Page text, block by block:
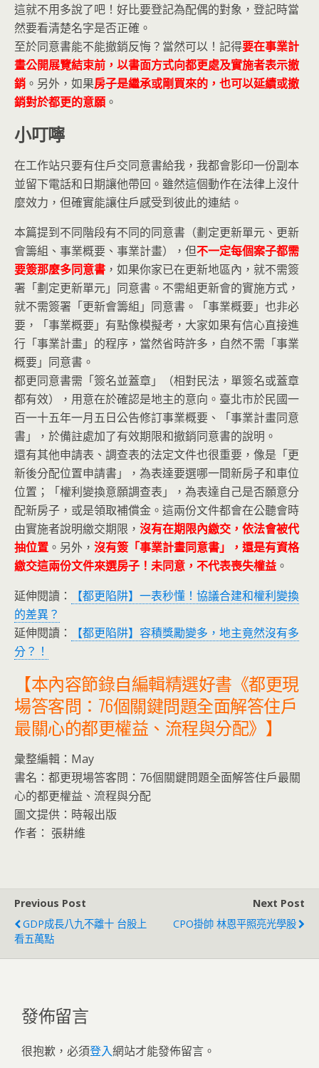
這就不用多說了吧！好比要登記為配偶的對象，登記時當
然要看清楚名字是否正確。
至於同意書能不能撤銷反悔？當然可以！記得要在事業計
畫公開展覽結束前，以書面方式向都更處及實施者表示撤
銷 。另外，如果房子是繼承或剛買來的，也可以延續或撤
銷對於都更的意願 。
小叮嚀
在工作站只要有住戶交同意書給我，我都會影印一份副本
並留下電話和日期讓他帶回。雖然這個動作在法律上沒什
麼效力，但確實能讓住戶感受到彼此的連結。
本篇提到不同階段有不同的同意書（劃定更新單元、更新
會籌組、事業概要、事業計畫），但不一定每個案子都需
要簽那麼多同意書 ，如果你家已在更新地區內，就不需簽
署「劃定更新單元」同意書。不需組更新會的實施方式，
就不需簽署「更新會籌組」同意書。「事業概要」也非必
要，「事業概要」有點像模擬考，大家如果有信心直接進
行「事業計畫」的程序，當然省時許多，自然不需「事業
概要」同意書。
都更同意書需「簽名並蓋章」（相對民法，單簽名或蓋章
都有效），用意在於確認是地主的意向。臺北市於民國一
百一十五年一月五日公告修訂事業概要、「事業計畫同意
書」，於備註處加了有效期限和撤銷同意書的說明。
還有其他申請表、調查表的法定文件也很重要，像是「更
新後分配位置申請書」，為表達要選哪一間新房子和車位
位置；「權利變換意願調查表」，為表達自己是否願意分
配新房子，或是領取補償金。這兩份文件都會在公聽會時
由實施者說明繳交期限， 沒有在期限內繳交，依法會被代
抽位置 。另外， 沒有簽「事業計畫同意書」，還是有資格
繳交這兩份文件來選房子！未同意，不代表喪失權益 。
延伸閱讀：
【都更陷阱】一表秒懂！協議合建和權利變換
的差異？
延伸閱讀：
【都更陷阱】容積獎勵變多，地主竟然沒有多
分？！
【本內容節錄自編輯精選好書《都更現
場答客問：76個關鍵問題全面解答住戶
最關心的都更權益、流程與分配》】
彙整編輯：May
書名：都更現場答客問：76個關鍵問題全面解答住戶最關
心的都更權益、流程與分配
圖文提供：時報出版
作者： 張耕維
Previous Post
GDP成長八九不離十 台股上
看五萬點
Next Post
CPO掛帥 林恩平照亮光學股
發佈留言
很抱歉，必須登入網站才能發佈留言。